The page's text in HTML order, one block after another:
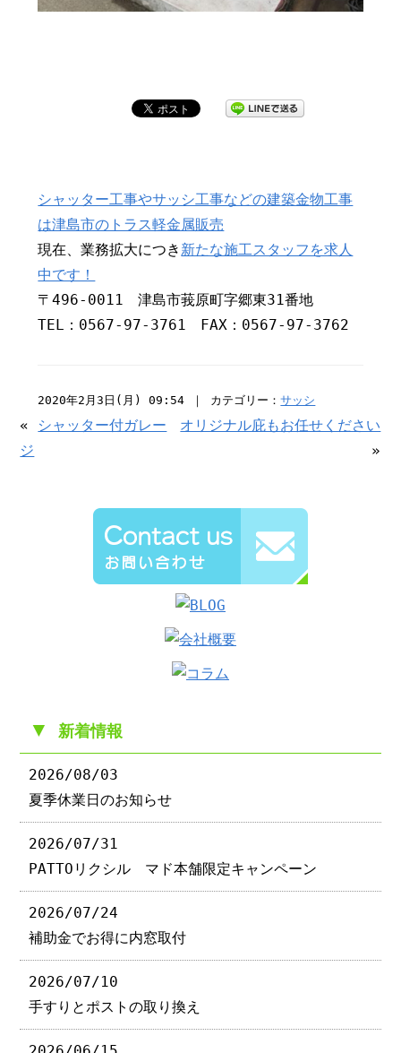
シャッター工事やサッシ工事などの建築金物工事
は津島市のトラス軽金属販売
現在、業務拡大につき 新たな施工スタッフを求人
中です！
〒496-0011 津島市莪原町字郷東31番地
TEL：0567-97-3761 FAX：0567-97-3762
2020年2月3日(月) 09:54 ｜ カテゴリー：サッシ
« シャッター付ガレー
ジ
オリジナル庇もお任せください
»
▼ 新着情報
2026/08/03
夏季休業日のお知らせ
2026/07/31
PATTOリクシル マド本舗限定キャンペーン
2026/07/24
補助金でお得に内窓取付
2026/07/10
手すりとポストの取り換え